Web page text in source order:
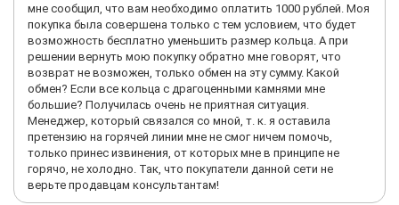
мне сообщил, что вам необходимо оплатить 1000 рублей. Моя
покупка была совершена только с тем условием, что будет
возможность бесплатно уменьшить размер кольца. А при
решении вернуть мою покупку обратно мне говорят, что
возврат не возможен, только обмен на эту сумму. Какой
обмен? Если все кольца с драгоценными камнями мне
большие? Получилась очень не приятная ситуация.
Менеджер, который связался со мной, т. к. я оставила
претензию на горячей линии мне не смог ничем помочь,
только принес извинения, от которых мне в принципе не
горячо, не холодно. Так, что покупатели данной сети не
верьте продавцам консультантам!